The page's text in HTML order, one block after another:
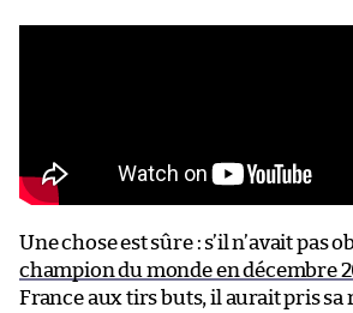
Une chose est sûre : s’il n’avait pas
champion du monde en décembre
France aux tirs buts, il aurait pris sa